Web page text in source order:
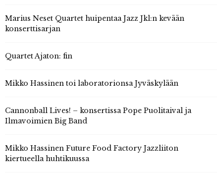
Marius Neset Quartet huipentaa Jazz Jkl:n kevään
konserttisarjan
Quartet Ajaton: fin
Mikko Hassinen toi laboratorionsa Jyväskylään
Cannonball Lives! – konsertissa Pope Puolitaival ja
Ilmavoimien Big Band
Mikko Hassinen Future Food Factory Jazzliiton
kiertueella huhtikuussa